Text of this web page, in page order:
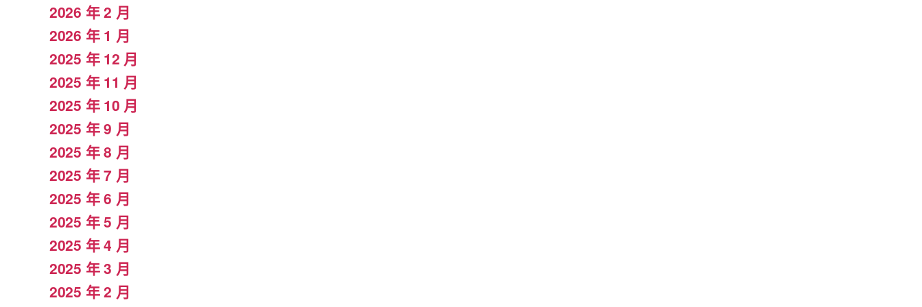
2026 年 2 月
2026 年 1 月
2025 年 12 月
2025 年 11 月
2025 年 10 月
2025 年 9 月
2025 年 8 月
2025 年 7 月
2025 年 6 月
2025 年 5 月
2025 年 4 月
2025 年 3 月
2025 年 2 月